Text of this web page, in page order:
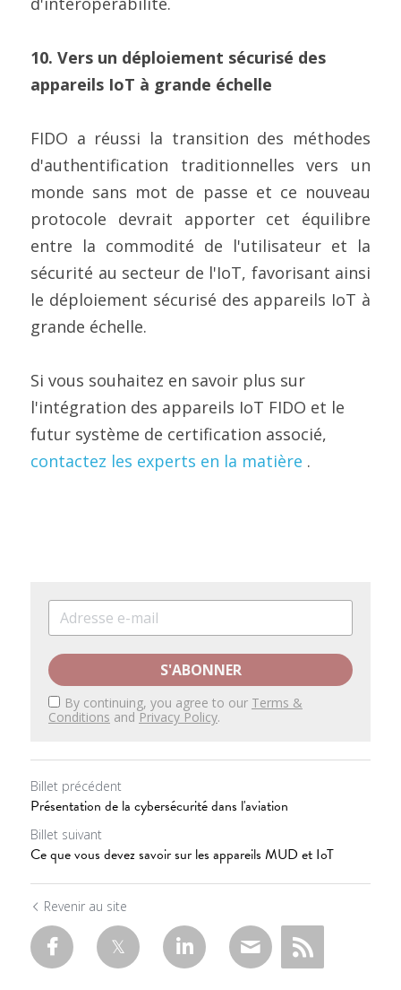
10. Vers un déploiement sécurisé des
appareils IoT à grande échelle
FIDO a réussi la transition des méthodes
d'authentification traditionnelles vers un
monde sans mot de passe et ce nouveau
protocole devrait apporter cet équilibre
entre la commodité de l'utilisateur et la
sécurité au secteur de l'IoT, favorisant ainsi
le déploiement sécurisé des appareils IoT à
grande échelle.
Si vous souhaitez en savoir plus sur
l'intégration des appareils IoT FIDO et le
contactez les experts en la matière .
S'ABONNER
By continuing, you agree to our Terms &
Conditions andPrivacy Policy.
Billet précédent
Présentation de la cybersécurité dans l'aviation
Billet suivant
Ce que vous devez savoir sur les appareils MUD et IoT
Revenir au site